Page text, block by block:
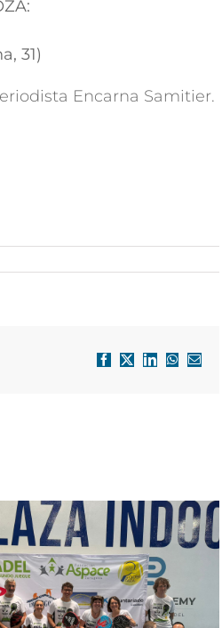
31)
Encarna Samitier.
Facebook
X LinkedInWhatsApp
Correo